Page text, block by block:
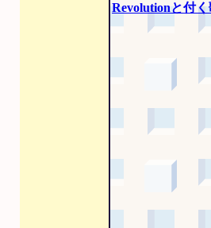
Revolutionと付く